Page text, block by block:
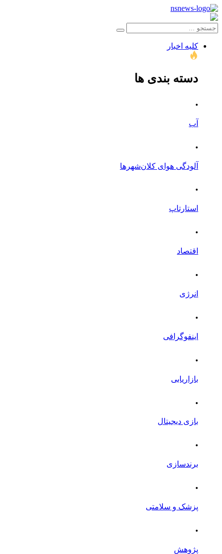
کلیه اخبار
دسته بندی ها
.
آب
.
آلودگی هوای کلان‌شهرها
.
استارتاپ
.
اقتصاد
.
انرژی
.
اینفوگرافی
.
بازاریابی
.
بازی دیجیتال
.
برندسازی
.
پزشک و سلامتی
.
پژوهش